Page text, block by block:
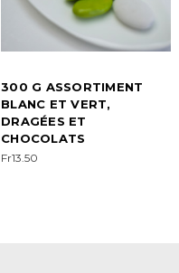
300 G ASSORTIMENT
BLANC ET VERT,
DRAGÉES ET
CHOCOLATS
Fr13.50